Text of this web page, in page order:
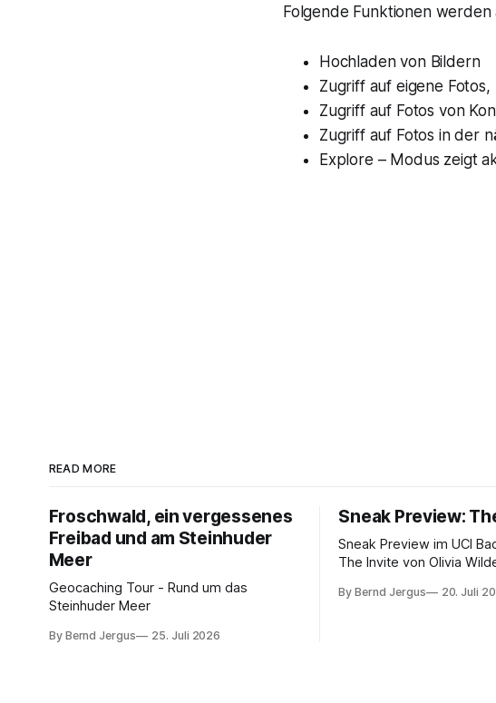
Folgende Funktionen werden
Hochladen von Bildern
Zugriff auf eigene
Zugriff auf Fotos von
Zugriff auf Fotos in der
Explore – Modus zeigt
READ MORE
Froschwald, ein vergessenes
Freibad und am Steinhuder
Meer
Geocaching Tour - Rund um das
Steinhuder Meer
By Bernd Jergus 25. Juli 2026
Sneak Preview:
Sneak Preview im UCI
The Invite von Olivia
Norton. Kammerspiel,
By Bernd Jergus 20. Juli